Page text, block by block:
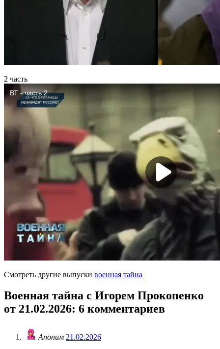
2 часть
Смотреть другие выпуски военная тайна
Военная тайна с Игорем Прокопенко
от 21.02.2026: 6 комментариев
Аноним 21.02.2026